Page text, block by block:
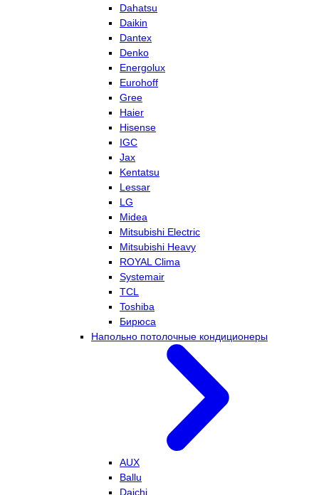
Dahatsu
Daikin
Dantex
Denko
Energolux
Eurohoff
Gree
Haier
Hisense
IGC
Jax
Kentatsu
Lessar
LG
Midea
Mitsubishi Electric
Mitsubishi Heavy
ROYAL Clima
Systemair
TCL
Toshiba
Бирюса
Напольно потолочные кондиционеры
AUX
Ballu
Daichi